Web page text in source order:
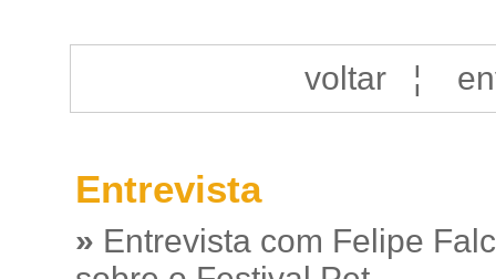
voltar¦
Entrevista
» Entrevista com Felipe